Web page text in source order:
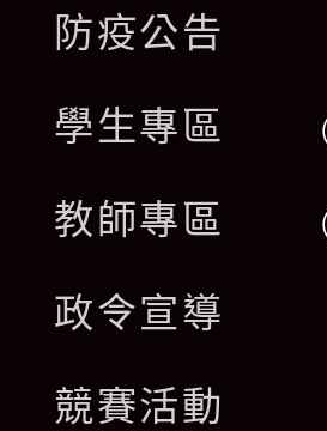
防疫公告
學生專區
教師專區
政令宣導
競賽活動